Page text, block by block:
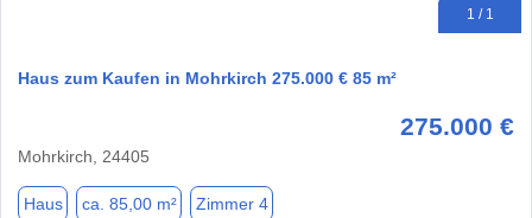
1 / 1
Haus zum Kaufen in Mohrkirch 275.000 € 85 m²
275.000 €
Mohrkirch, 24405
Haus ca. 85,00 m² Zimmer 4